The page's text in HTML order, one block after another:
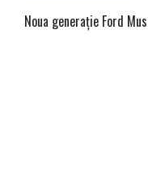
Noua generație Ford